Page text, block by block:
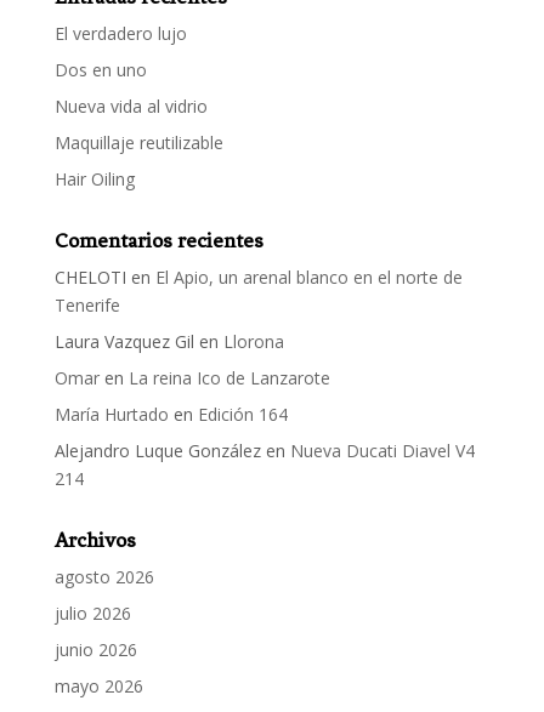
El verdadero lujo
Dos en uno
Nueva vida al vidrio
Maquillaje reutilizable
Hair Oiling
Comentarios recientes
CHELOTI en El Apio, un arenal blanco en el norte de
Tenerife
Laura Vazquez Gil en Llorona
Omaren La reina Ico de Lanzarote
María Hurtado en Edición 164
Alejandro Luque Gonzálezen Nueva Ducati Diavel V4
214
Archivos
agosto 2026
julio 2026
junio 2026
mayo 2026